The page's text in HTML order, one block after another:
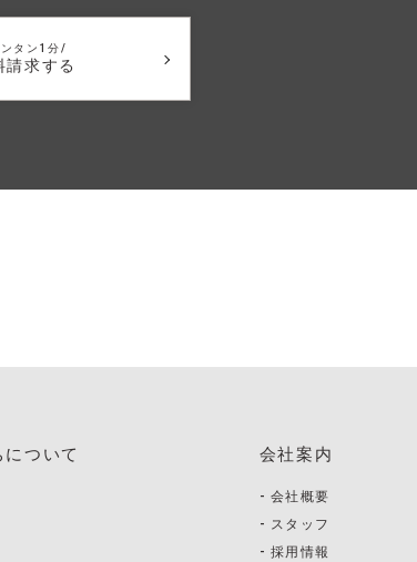
タン1分/
請求する
について 会社案内
会社概要
スタッフ
採用情報